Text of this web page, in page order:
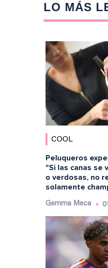
LO MÁS
COOL
Peluqueros
"Si las canas se
o verdosas, no
solamente
Gemma Meca